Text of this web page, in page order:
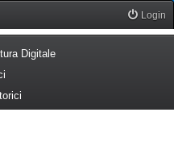
Login
a new tab)
Digitale(Opens a new tab)